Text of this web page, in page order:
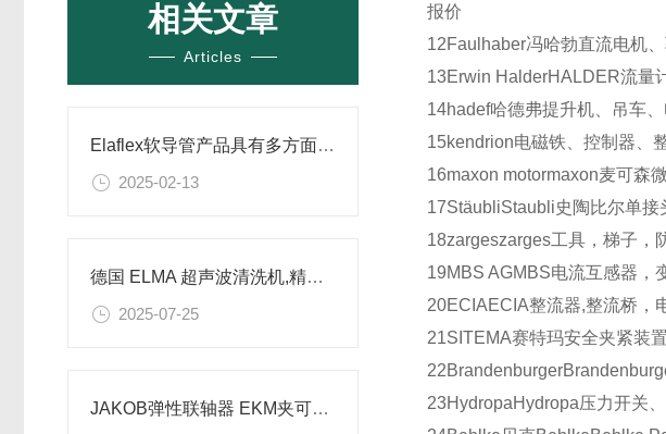
相关文章
Articles
Elaflex软导管产品具有多方面的优良性能
2025-02-13
德国 ELMA 超声波清洗机,精密清洗技术
2025-07-25
JAKOB弹性联轴器 EKM夹可宝联轴器介绍
报价
12Faulhaber冯哈勃直流电机
13Erwin HalderHALDER流量
14hadef哈德弗提升机、吊车
15kendrion电磁铁、控制器、
16maxon motormaxon麦可森
17StäubliStaubli史陶比尔单接
18zargeszarges工具，梯子，
19MBS AGMBS电流互感器，
20ECIAECIA整流器,整流桥，
21SITEMA赛特玛安全夹紧装
22Brandenburger
23HydropaHydropa压力开关